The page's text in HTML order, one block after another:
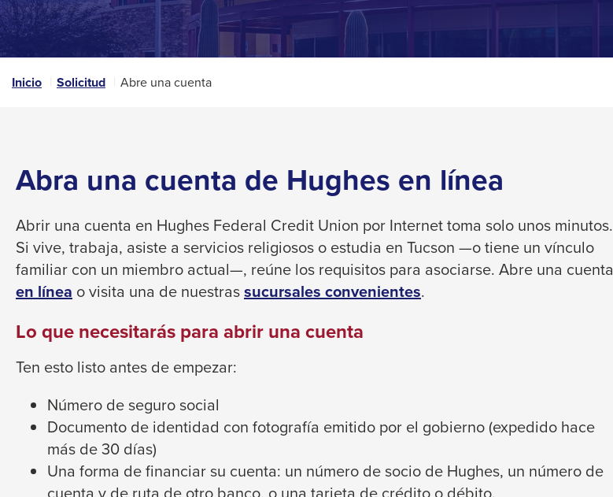
that
open
a
sub
space
or
key.
space
bar
key
commands.
arrows
move
across
top
level
links
and
expand
close
menus
levels.
Inicio Solicitud Abre una cuenta
Abra una cuenta de Hughes en línea
Abrir una cuenta en Hughes Federal Credit Union por Internet toma solo unos minutos.
Si vive, trabaja, asiste a servicios religiosos o estudia en Tucson —o tiene un vínculo
familiar con un miembro actual—, reúne los requisitos para asociarse. Abre una cuenta
en línea This
will
trigger
a
popup
message.
o visita una de nuestrassucursales convenientes.
Lo que necesitarás para abrir una cuenta
Ten esto listo antes de empezar:
Número de seguro social
Documento de identidad con fotografía emitido por el gobierno (expedido hace
más de 30 días)
Una forma de financiar su cuenta: un número de socio de Hughes, un número de
cuenta y de ruta de otro banco, o una tarjeta de crédito o débito.